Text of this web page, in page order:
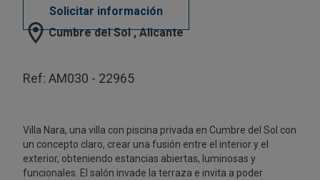
Solicitar información
Cumbre del Sol , Alicante
Ref: AM030 - 22965
Villa Nara, una villa con piscina privada en Cumbre del Sol con
un concepto claro, crear una fusión entre el interior y el
exterior, obteniendo estancias abiertas, luminosas y
funcionales. El salón invade la terraza e invita a poder